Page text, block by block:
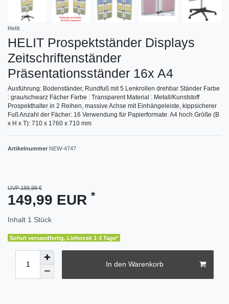
Helit
HELIT Prospektständer Displays
Zeitschriftenständer
Präsentationsständer 16x A4
Ausführung: Bodenständer, Rundfuß mit 5 Lenkrollen drehbar Ständer Farbe
: grau/schwarz Fächer Farbe : Transparent Material : Metall/Kunststoff
Prospekthalter in 2 Reihen, massive Achse mit Einhängeleiste, kippsicherer
Fuß Anzahl der Fächer: 16 Verwendung für Papierformate: A4 hoch Größe (B
x H x T): 710 x 1760 x 710 mm
Artikelnummer NEW-4747
UVP 189,99 €
149,99 EUR *
Inhalt 1 Stück
Sofort versandfertig, Lieferzeit 1-3 Tage*
In den Warenkorb